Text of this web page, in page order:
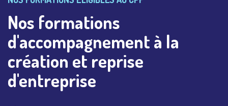
Nos formations
d'accompagnement à la
création et reprise
d'entreprise